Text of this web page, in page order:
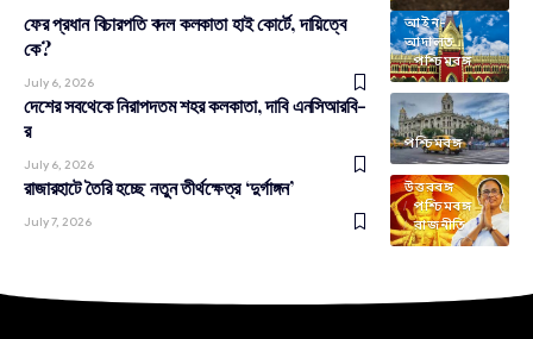
আইন-
আদালত
পশ্চিমবঙ্গ
ফের প্রধান বিচারপতি বদল কলকাতা হাই কোর্টে, দায়িত্বে
কে?
July 6, 2026
পশ্চিমবঙ্গ
দেশের সবথেকে নিরাপদতম শহর কলকাতা, দাবি এনসিআরবি-
র
July 6, 2026
উত্তরবঙ্গ
পশ্চিমবঙ্গ
রাজনীতি
রাজারহাটে তৈরি হচ্ছে নতুন তীর্থক্ষেত্র ‘দুর্গাঙ্গন’
July 7, 2026